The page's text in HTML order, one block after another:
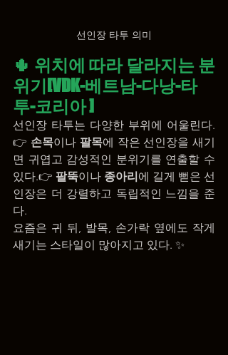
선인장 타투 의미
🌵 위치에 따라 달라지는 분
위기 [VDK-베트남-다낭-타
투-코리아 ]
선인장 타투는 다양한 부위에 어울린다.
👉 손목이나 팔목에 작은 선인장을 새기
면 귀엽고 감성적인 분위기를 연출할 수
있다.👉 팔뚝이나 종아리에 길게 뻗은 선
인장은 더 강렬하고 독립적인 느낌을 준
다.
요즘은 귀 뒤, 발목, 손가락 옆에도 작게
새기는 스타일이 많아지고 있다. ✨